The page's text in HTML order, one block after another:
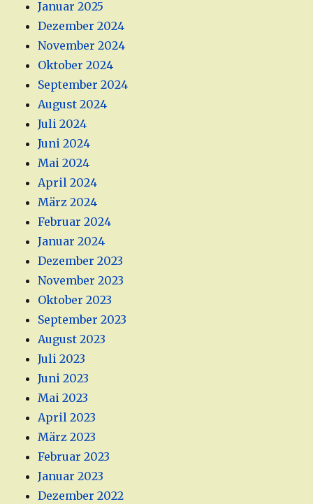
Januar 2025
Dezember 2024
November 2024
Oktober 2024
September 2024
August 2024
Juli 2024
Juni 2024
Mai 2024
April 2024
März 2024
Februar 2024
Januar 2024
Dezember 2023
November 2023
Oktober 2023
September 2023
August 2023
Juli 2023
Juni 2023
Mai 2023
April 2023
März 2023
Februar 2023
Januar 2023
Dezember 2022